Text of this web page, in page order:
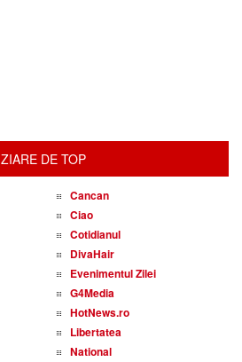
ZIARE DE TOP
Cancan
Ciao
Cotidianul
DivaHair
Evenimentul Zilei
G4Media
HotNews.ro
Libertatea
National